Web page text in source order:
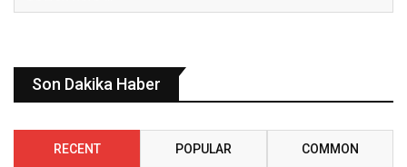
Son Dakika Haber
RECENT POPULAR COMMON